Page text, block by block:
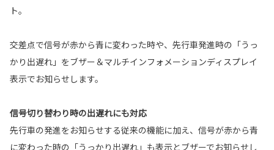
ト。
交差点で信号が赤から青に変わった時や、先行車発進時の「うっ
かり出遅れ」をブザー＆マルチインフォメーションディスプレイ
表示でお知らせします。
信号切り替わり時の出遅れにも対応
先行車の発進をお知らせする従来の機能に加え、信号が赤から青
に変わった時の「うっかり出遅れ」も表示とブザーでお知らせし